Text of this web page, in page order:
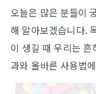
오늘은 많은 분들이
해 알아보겠습니다.
이 생길 때 우리는
과와 올바른 사용법